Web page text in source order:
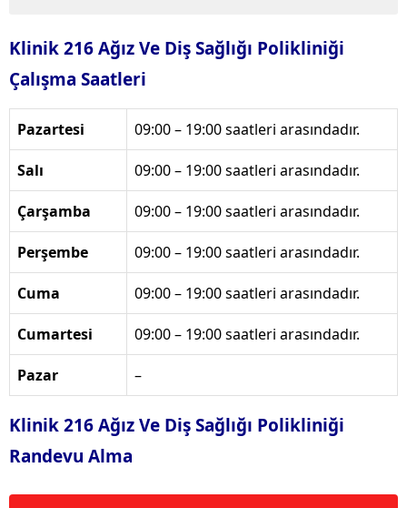
Klinik 216 Ağız Ve Diş Sağlığı Polikliniği
Çalışma Saatleri
Pazartesi 09:00 – 19:00 saatleri arasındadır.
Salı 09:00 – 19:00 saatleri arasındadır.
Çarşamba 09:00 – 19:00 saatleri arasındadır.
Perşembe 09:00 – 19:00 saatleri arasındadır.
Cuma 09:00 – 19:00 saatleri arasındadır.
Cumartesi 09:00 – 19:00 saatleri arasındadır.
Pazar –
Klinik 216 Ağız Ve Diş Sağlığı Polikliniği
Randevu Alma